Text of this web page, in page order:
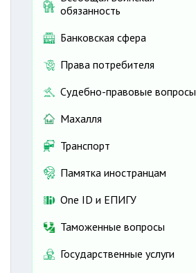
обязанность
Банковская сфера
Права потребителя
Судебно-правовые вопросы
Махалля
Транспорт
Памятка иностранцам
One ID и ЕПИГУ
Таможенные вопросы
Государственные услуги